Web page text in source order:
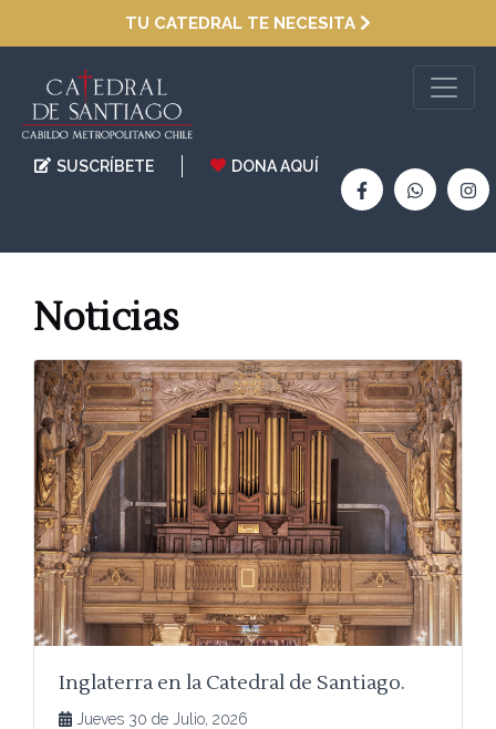
TU CATEDRAL TE NECESITA
SUSCRÍBETE DONA AQUÍ
Noticias
Inglaterra en la Catedral de Santiago.
Jueves 30 de Julio, 2026